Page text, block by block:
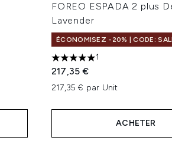
FOREO ESPADA 2 plus
Lavender
ÉCONOMISEZ -20% | CODE:
5 étoiles sur un maximum de
1
217,35 €
217,35 € par Unit
ACHETER